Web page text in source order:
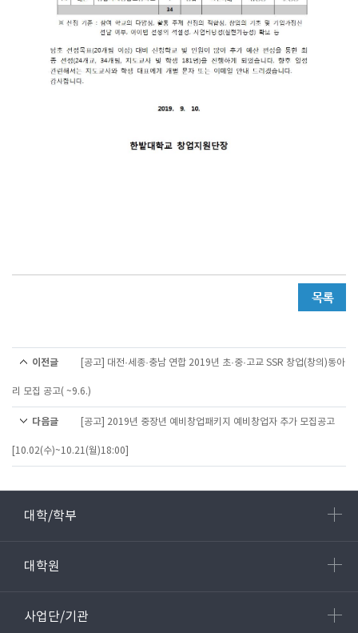
이전글 [공고] 대전·세종·충남 연합 2019년 초·중·고교 SSR 창업(창의)동아
리 모집 공고( ~9.6.)
다음글 [공고] 2019년 중장년 예비창업패키지 예비창업자 추가 모집공고
[10.02(수)~10.21(월)18:00]
대학/학부
대학원
사업단/기관